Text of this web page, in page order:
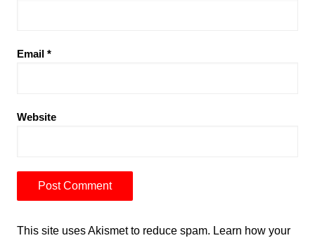
Email *
Website
This site uses Akismet to reduce spam. Learn how your